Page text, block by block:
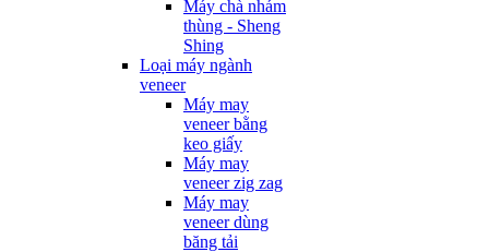
Máy chà nhám
thùng - Sheng
Shing
Loại máy ngành
veneer
Máy may
veneer bằng
keo giấy
Máy may
veneer zig zag
Máy may
veneer dùng
băng tải